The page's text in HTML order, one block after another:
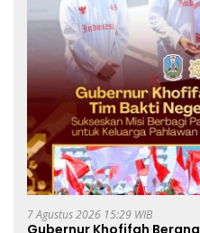
7 Agustus 2026 15:29 WIB